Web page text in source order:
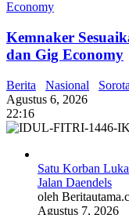
Kemnaker
dan Gig Economy
Berita Nasional
Agustus 6, 2026
22:16
Satu Korban
Jalan Daendels
oleh
Agustus 7, 2026